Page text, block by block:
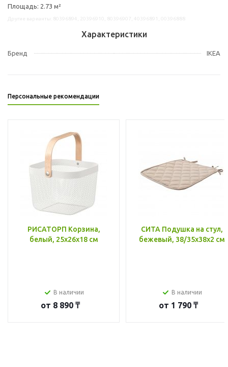
Площадь: 2.73 м²
Характеристики
Бренд IKEA
Персональные рекомендации
РИСАТОРП Корзина,
белый, 25x26x18 см
В наличии
от 8 890 ₸
СИТА Подушка на стул,
бежевый, 38/35x38x2 см
В наличии
от 1 790 ₸